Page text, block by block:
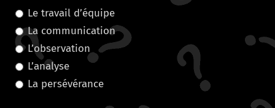
Le travail d’équipe
La communication
L’observation
L’analyse
La persévérance